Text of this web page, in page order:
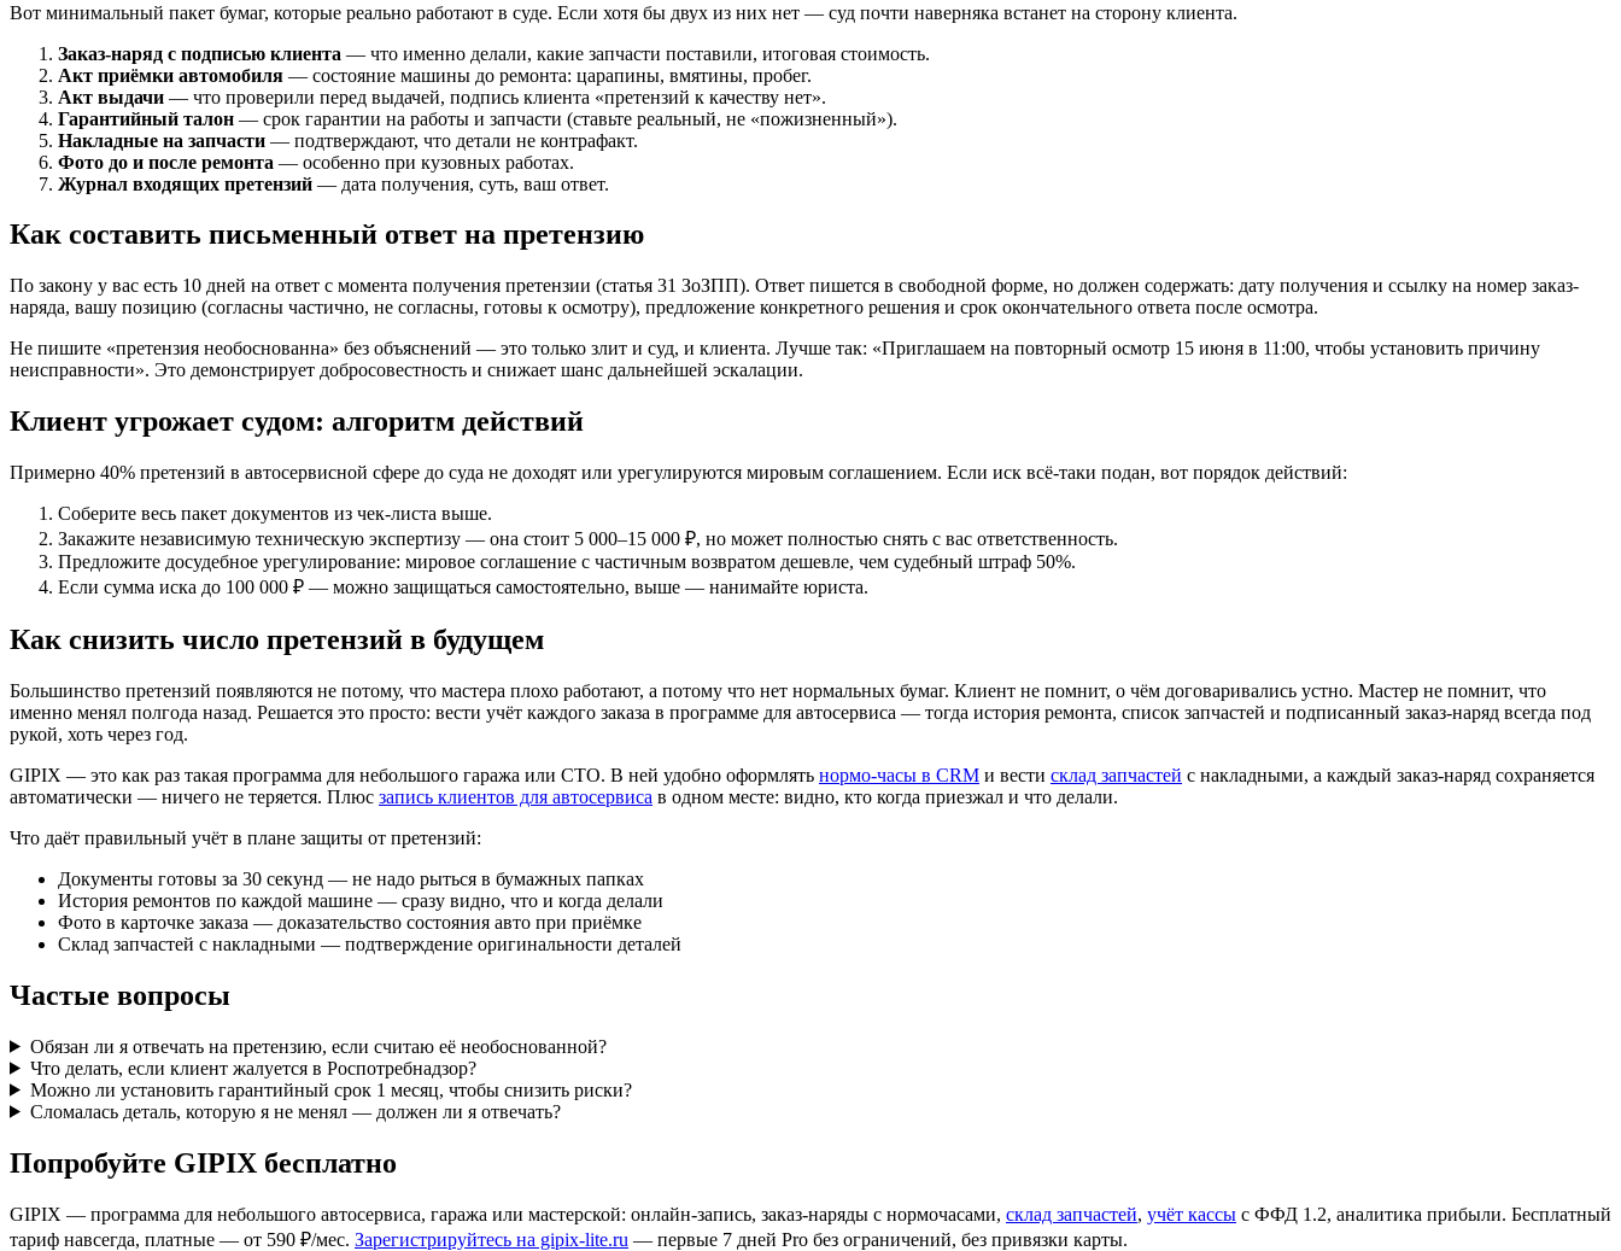
Вот минимальный пакет бумаг, которые реально работают в суде. Если хотя бы двух из них нет — суд почти наверняка встанет на сторону клиента.
Заказ-наряд с подписью клиента — что именно делали, какие запчасти поставили, итоговая стоимость.
Акт приёмки автомобиля — состояние машины до ремонта: царапины, вмятины, пробег.
Акт выдачи — что проверили перед выдачей, подпись клиента «претензий к качеству нет».
Гарантийный талон — срок гарантии на работы и запчасти (ставьте реальный, не «пожизненный»).
Накладные на запчасти — подтверждают, что детали не контрафакт.
Фото до и после ремонта — особенно при кузовных работах.
Журнал входящих претензий — дата получения, суть, ваш ответ.
Как составить письменный ответ на претензию
По закону у вас есть 10 дней на ответ с момента получения претензии (статья 31 ЗоЗПП). Ответ пишется в свободной форме, но должен содержать: дату получения и ссылку на номер заказ-
наряда, вашу позицию (согласны частично, не согласны, готовы к осмотру), предложение конкретного решения и срок окончательного ответа после осмотра.
Не пишите «претензия необоснованна» без объяснений — это только злит и суд, и клиента. Лучше так: «Приглашаем на повторный осмотр 15 июня в 11:00, чтобы установить причину
неисправности». Это демонстрирует добросовестность и снижает шанс дальнейшей эскалации.
Клиент угрожает судом: алгоритм действий
Примерно 40% претензий в автосервисной сфере до суда не доходят или урегулируются мировым соглашением. Если иск всё-таки подан, вот порядок действий:
Соберите весь пакет документов из чек-листа выше.
Закажите независимую техническую экспертизу — она стоит 5 000–15 000 ₽, но может полностью снять с вас ответственность.
Предложите досудебное урегулирование: мировое соглашение с частичным возвратом дешевле, чем судебный штраф 50%.
Если сумма иска до 100 000 ₽ — можно защищаться самостоятельно, выше — нанимайте юриста.
Как снизить число претензий в будущем
Большинство претензий появляются не потому, что мастера плохо работают, а потому что нет нормальных бумаг. Клиент не помнит, о чём договаривались устно. Мастер не помнит, что
именно менял полгода назад. Решается это просто: вести учёт каждого заказа в программе для автосервиса — тогда история ремонта, список запчастей и подписанный заказ-наряд всегда под
рукой, хоть через год.
GIPIX — это как раз такая программа для небольшого гаража или СТО. В ней удобно оформлять нормо-часы в CRM и вести склад запчастей с накладными, а каждый заказ-наряд сохраняется
автоматически — ничего не теряется. Плюс запись клиентов для автосервиса в одном месте: видно, кто когда приезжал и что делали.
Что даёт правильный учёт в плане защиты от претензий:
Документы готовы за 30 секунд — не надо рыться в бумажных папках
История ремонтов по каждой машине — сразу видно, что и когда делали
Фото в карточке заказа — доказательство состояния авто при приёмке
Склад запчастей с накладными — подтверждение оригинальности деталей
Частые вопросы
Обязан ли я отвечать на претензию, если считаю её необоснованной?
Что делать, если клиент жалуется в Роспотребнадзор?
Можно ли установить гарантийный срок 1 месяц, чтобы снизить риски?
Сломалась деталь, которую я не менял — должен ли я отвечать?
Попробуйте GIPIX бесплатно
GIPIX — программа для небольшого автосервиса, гаража или мастерской: онлайн-запись, заказ-наряды с нормочасами, склад запчастей, учёт кассы с ФФД 1.2, аналитика прибыли. Бесплатный
тариф навсегда, платные — от 590 ₽/мес. Зарегистрируйтесь на gipix-lite.ru — первые 7 дней Pro без ограничений, без привязки карты.